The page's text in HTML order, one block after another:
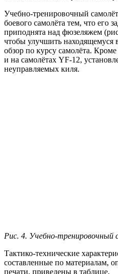
Учебно-тренировочный
боевого самолёта тем, что его
приподнята над фюзеляжем
чтобы улучшить находящемуся
обзор по курсу самолёта.
и на самолётах YF-12,
неуправляемых киля.
Рис. 4. Учебно-тренировочный
Тактико-технические
составленные по материалам,
печати, приведены в таблице.